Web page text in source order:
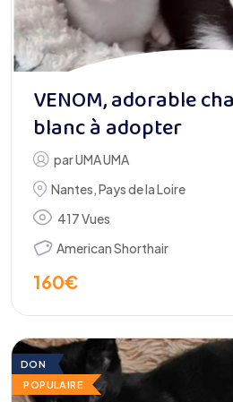
VENOM, adorable
blanc à adopter
parUMA UMA
Nantes,Pays de la Loire
417 Vues
American Shorthair
160€
DON
POPULAIRE